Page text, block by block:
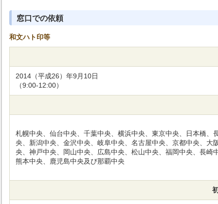
窓口での依頼
和文ハト印等
2014（平成26）年9月10日
（9:00-12:00）
札幌中央、仙台中央、千葉中央、横浜中央、東京中央、日本橋、
央、新潟中央、金沢中央、岐阜中央、名古屋中央、京都中央、大
央、神戸中央、岡山中央、広島中央、松山中央、福岡中央、長崎
熊本中央、鹿児島中央及び那覇中央